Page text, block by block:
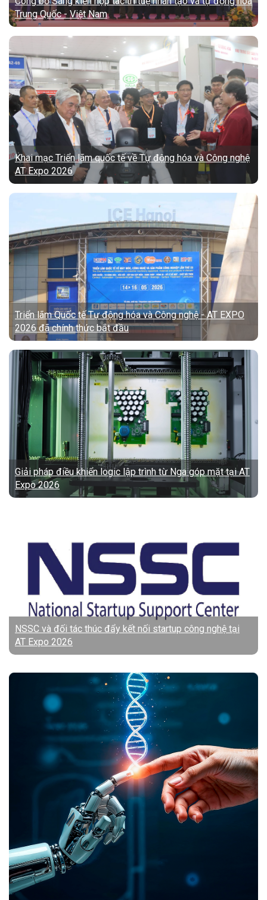
Trung Quốc - Việt Nam
Khai mạc Triển lãm quốc tế về Tự động hóa và Công nghệ
AT Expo 2026
Triển lãm Quốc tế Tự động hóa và Công nghệ - AT EXPO
2026 đã chính thức bắt đầu
Giải pháp điều khiển logic lập trình từ Nga góp mặt tại AT
Expo 2026
NSSC và đối tác thúc đẩy kết nối startup công nghệ tại
AT Expo 2026